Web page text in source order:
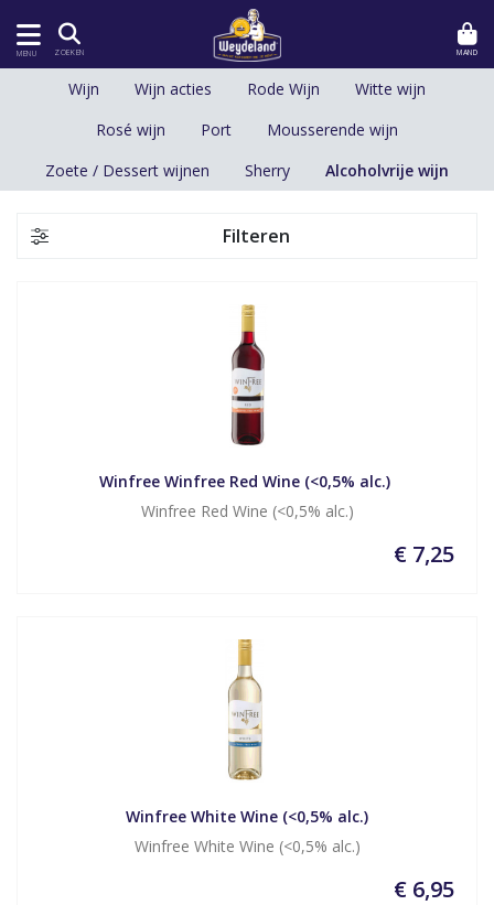
MENU ZOEKEN MAND
Wijn Wijn acties Rode Wijn
Witte wijn
Rosé wijn
Port
Mousserende wijn
Zoete / Dessert wijnen
Sherry Alcoholvrije wijn
Filteren
Winfree Winfree Red Wine (<0,5% alc.)
Winfree Red Wine (<0,5% alc.)
€ 7,25
Winfree White Wine (<0,5% alc.)
Winfree White Wine (<0,5% alc.)
€ 6,95